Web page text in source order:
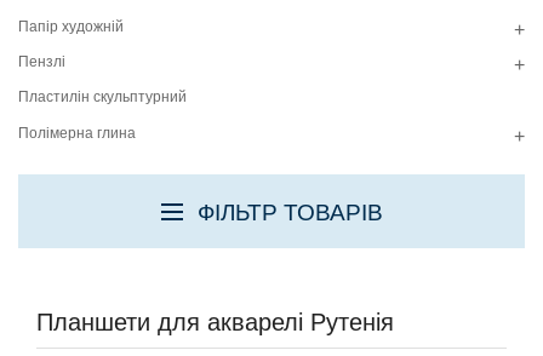
+
Папір художній
+
Пензлі
Пластилін скульптурний
+
Полімерна глина
ФІЛЬТР ТОВАРІВ
Планшети для акварелі Рутенія